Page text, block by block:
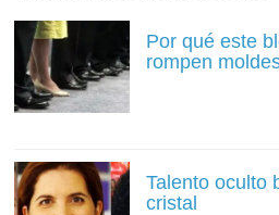
Por qué este
rompen
Talento oculto
cristal